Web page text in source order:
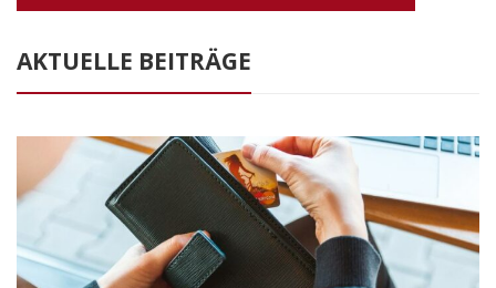
AKTUELLE BEITRÄGE